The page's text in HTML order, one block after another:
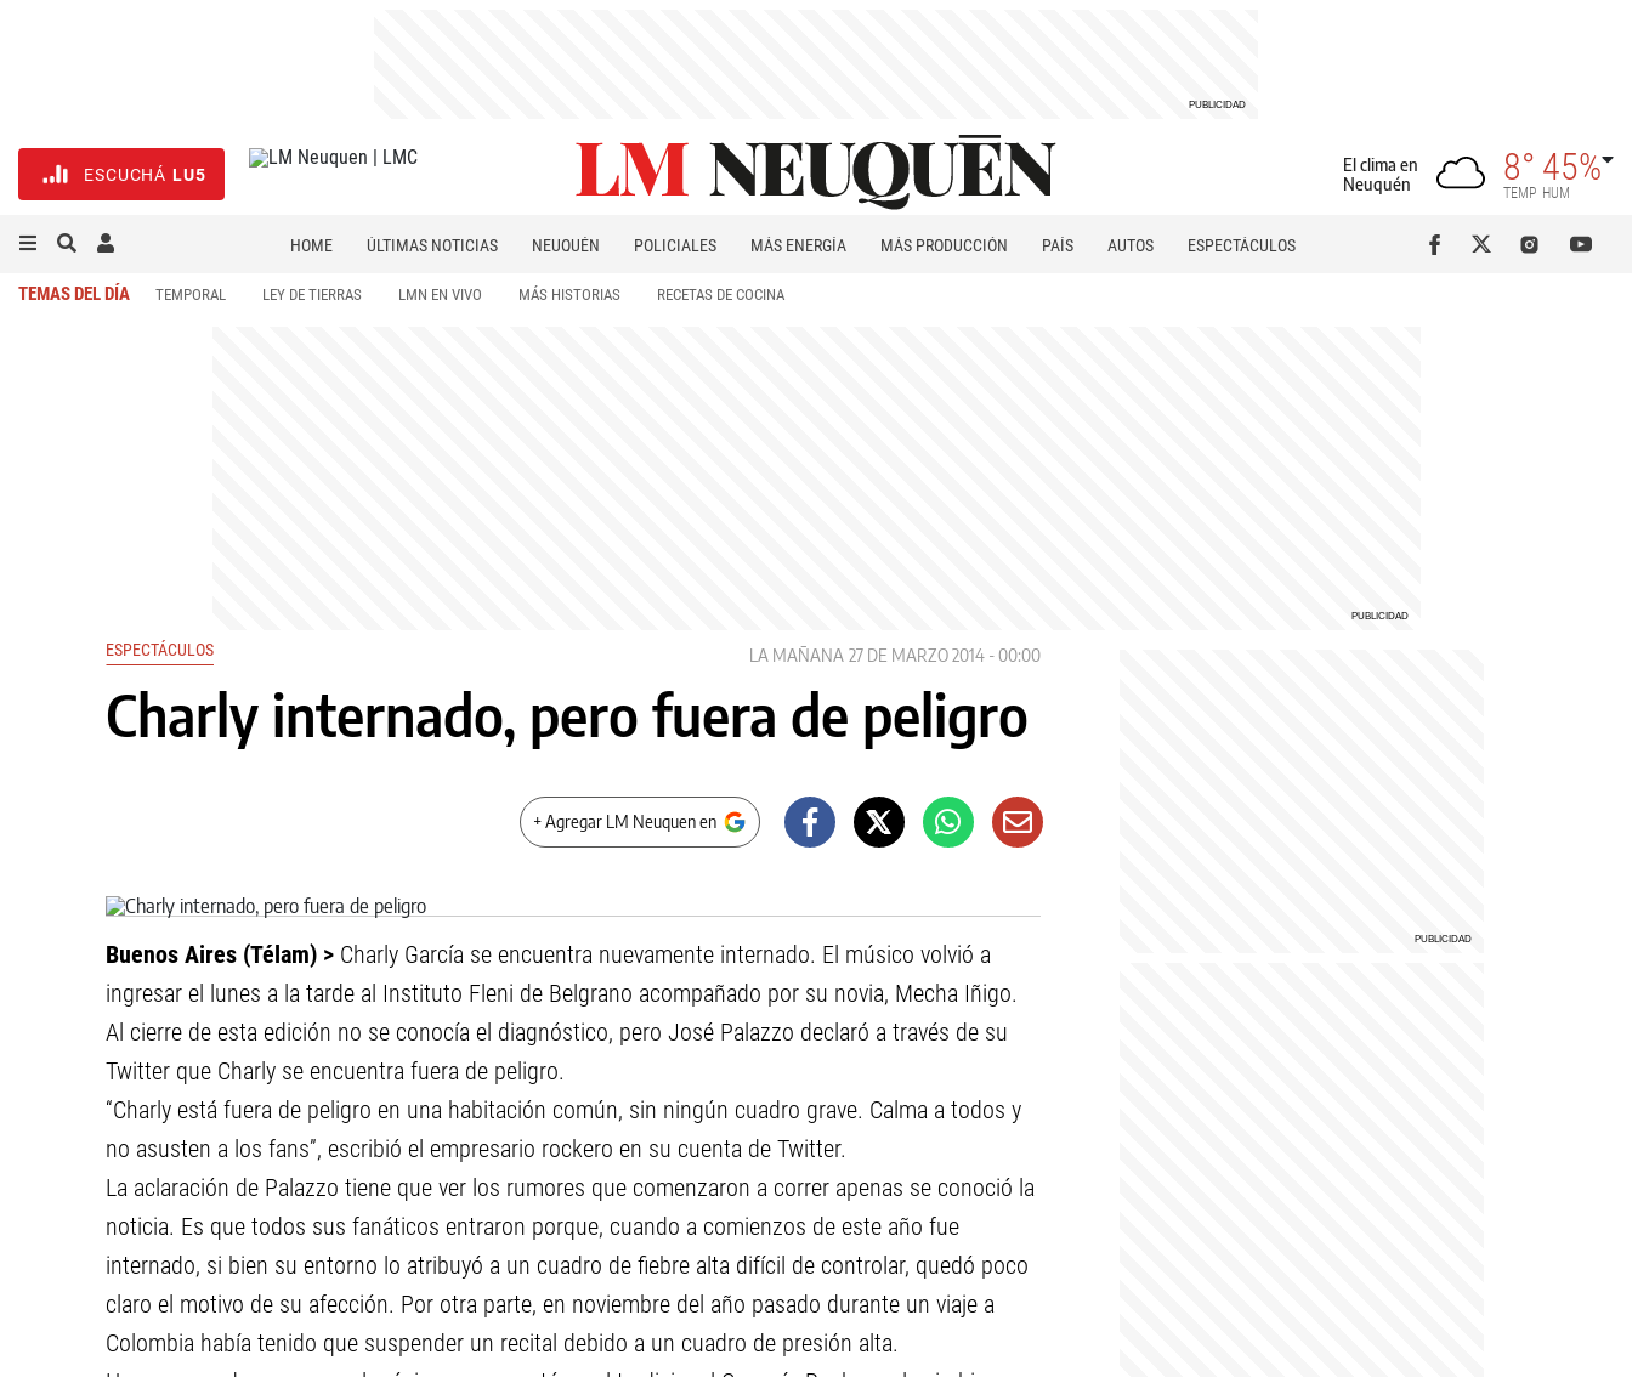
ESCUCHÁ LU5
El clima en
Neuquén
8°
TEMP
45%
HUM
HOME ÚLTIMAS NOTICIAS NEUQUÉN POLICIALES MÁS ENERGÍA MÁS PRODUCCIÓN PAÍS AUTOS
ESPECTÁCULOS
TEMAS DEL DÍA TEMPORAL LEY DE TIERRAS LMN EN VIVO MÁS HISTORIAS RECETAS DE COCINA
ESPECTÁCULOS LA MAÑANA 27 DE MARZO 2014 - 00:00
Charly internado, pero fuera de peligro
+ Agregar LM Neuquen en
Buenos Aires (Télam) > Charly García se encuentra nuevamente internado. El músico volvió a
ingresar el lunes a la tarde al Instituto Fleni de Belgrano acompañado por su novia, Mecha Iñigo.
Al cierre de esta edición no se conocía el diagnóstico, pero José Palazzo declaró a través de su
Twitter que Charly se encuentra fuera de peligro.
“Charly está fuera de peligro en una habitación común, sin ningún cuadro grave. Calma a todos y
no asusten a los fans”, escribió el empresario rockero en su cuenta de Twitter.
La aclaración de Palazzo tiene que ver los rumores que comenzaron a correr apenas se conoció la
noticia. Es que todos sus fanáticos entraron porque, cuando a comienzos de este año fue
internado, si bien su entorno lo atribuyó a un cuadro de fiebre alta difícil de controlar, quedó poco
claro el motivo de su afección. Por otra parte, en noviembre del año pasado durante un viaje a
Colombia había tenido que suspender un recital debido a un cuadro de presión alta.